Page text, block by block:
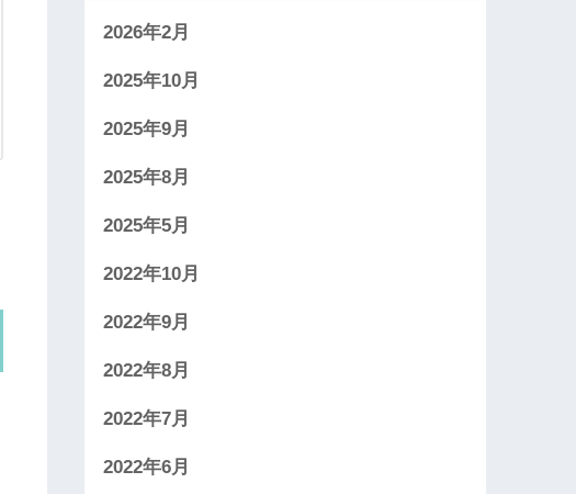
2026年2月
2025年10月
2025年9月
2025年8月
2025年5月
2022年10月
2022年9月
2022年8月
2022年7月
2022年6月